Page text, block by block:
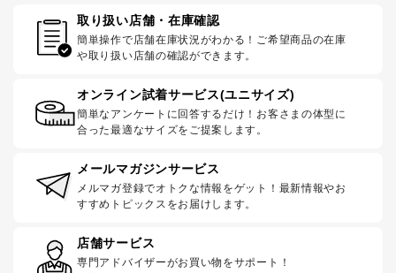
取り扱い店舗・在庫確認
簡単操作で店舗在庫状況がわかる！ご希望商品の在庫
や取り扱い店舗の確認ができます。
オンライン試着サービス(ユニサイズ)
簡単なアンケートに回答するだけ！お客さまの体型に
合った最適なサイズをご提案します。
メールマガジンサービス
メルマガ登録でオトクな情報をゲット！最新情報やお
すすめトピックスをお届けします。
店舗サービス
専門アドバイザーがお買い物をサポート！